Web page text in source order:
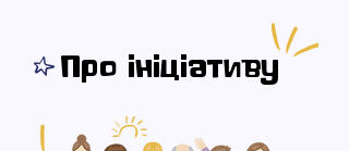
Про ініціативу